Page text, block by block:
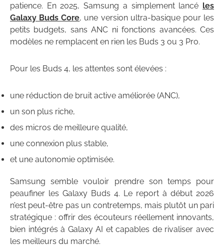
patience. En 2025, Samsung a simplement lancé les
Galaxy Buds Core, une version ultra-basique pour les
petits budgets, sans ANC ni fonctions avancées. Ces
modèles ne remplacent en rien les Buds 3 ou 3 Pro.
Pour les Buds 4, les attentes sont élevées :
une réduction de bruit active améliorée (ANC),
un son plus riche,
des micros de meilleure qualité,
une connexion plus stable,
et une autonomie optimisée.
Samsung semble vouloir prendre son temps pour
peaufiner les Galaxy Buds 4. Le report à début 2026
n’est peut-être pas un contretemps, mais plutôt un pari
stratégique : offrir des écouteurs réellement innovants,
bien intégrés à Galaxy AI et capables de rivaliser avec
les meilleurs du marché.